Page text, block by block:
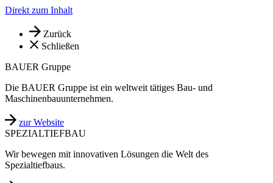
Direkt zum Inhalt
Zurück
Schließen
BAUER Gruppe
Die BAUER Gruppe ist ein weltweit tätiges Bau- und
Maschinenbauunternehmen.
zur Website
SPEZIALTIEFBAU
Wir bewegen mit innovativen Lösungen die Welt des
Spezialtiefbaus.